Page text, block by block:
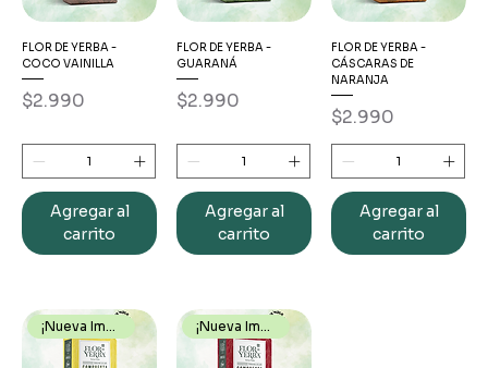
FLOR DE YERBA -
COCO VAINILLA
Precio
$2.990
Agregar al
carrito
FLOR DE YERBA -
GUARANÁ
Precio
$2.990
Agregar al
carrito
FLOR DE YERBA -
CÁSCARAS DE
NARANJA
Precio
$2.990
Agregar al
carrito
¡Nueva Imagen! ¡Nueva Imagen!